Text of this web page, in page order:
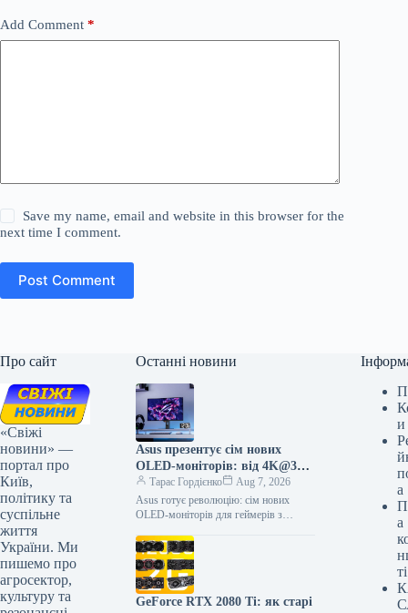
Add Comment *
Save my name, email and website in this browser for the
next time I comment.
Post Comment
Про сайт
«Свіжі
новини» —
портал про
Київ,
політику та
суспільне
життя
України. Ми
пишемо про
агросектор,
культуру та
Останні новини
Asus презентує сім нових
OLED-моніторів: від 4K@360
Гц до 1080p@560 Гц
Тарас Гордієнко
Aug 7, 2026
Asus готує революцію: сім нових
OLED-моніторів для геймерів з
Компанія Asus активно працює над
розширенням своєї лінійки…
GeForce RTX 2080 Ti: як старі
и
а
а
ті